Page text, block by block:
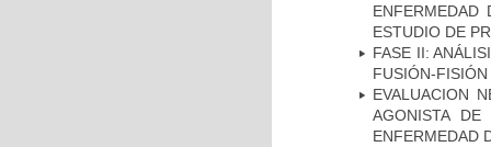
ENFERMEDAD
ESTUDIO DE
FASE II:
FUSIÓN-
EVALUACION
AGONISTA
ENFERMEDAD